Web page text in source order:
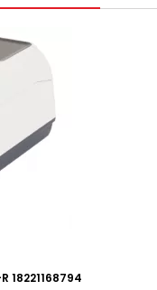
18221168794